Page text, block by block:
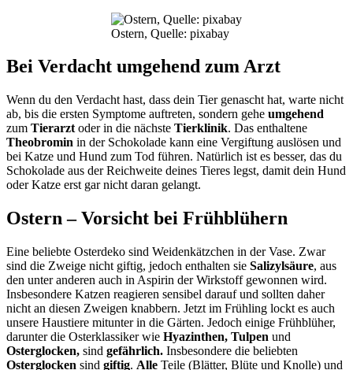
Ostern, Quelle: pixabay
Bei Verdacht umgehend zum Arzt
Wenn du den Verdacht hast, dass dein Tier genascht hat, warte nicht
ab, bis die ersten Symptome auftreten, sondern gehe umgehend
zum Tierarzt oder in die nächste Tierklinik. Das enthaltene
Theobromin in der Schokolade kann eine Vergiftung auslösen und
bei Katze und Hund zum Tod führen. Natürlich ist es besser, das du
Schokolade aus der Reichweite deines Tieres legst, damit dein Hund
oder Katze erst gar nicht daran gelangt.
Ostern – Vorsicht bei Frühblühern
Eine beliebte Osterdeko sind Weidenkätzchen in der Vase. Zwar
sind die Zweige nicht giftig, jedoch enthalten sie Salizylsäure, aus
den unter anderen auch in Aspirin der Wirkstoff gewonnen wird.
Insbesondere Katzen reagieren sensibel darauf und sollten daher
nicht an diesen Zweigen knabbern. Jetzt im Frühling lockt es auch
unsere Haustiere mitunter in die Gärten. Jedoch einige Frühblüher,
darunter die Osterklassiker wie Hyazinthen, Tulpen und
Osterglocken, sind gefährlich. Insbesondere die beliebten
Osterglocken sind giftig. Alle Teile (Blätter, Blüte und Knolle) und